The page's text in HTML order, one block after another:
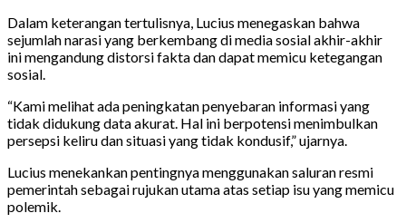
Dalam keterangan tertulisnya, Lucius menegaskan bahwa
sejumlah narasi yang berkembang di media sosial akhir-akhir
ini mengandung distorsi fakta dan dapat memicu ketegangan
sosial.
“Kami melihat ada peningkatan penyebaran informasi yang
tidak didukung data akurat. Hal ini berpotensi menimbulkan
persepsi keliru dan situasi yang tidak kondusif,” ujarnya.
Lucius menekankan pentingnya menggunakan saluran resmi
pemerintah sebagai rujukan utama atas setiap isu yang memicu
polemik.